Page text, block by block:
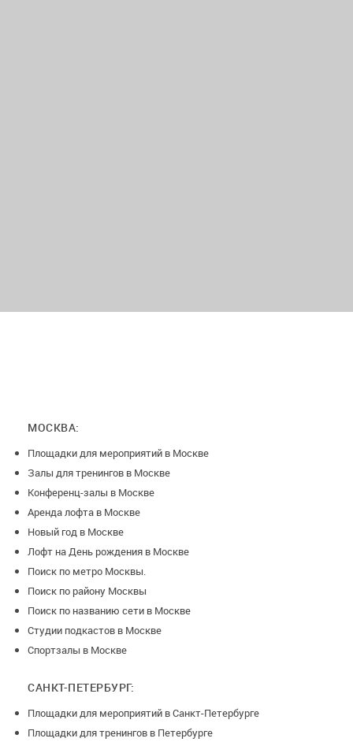
МОСКВА:
Площадки для мероприятий в Москве
Залы для тренингов в Москве
Конференц-залы в Москве
Аренда лофта в Москве
Новый год в Москве
Лофт на День рождения в Москве
Поиск по метро Москвы.
Поиск по району Москвы
Поиск по названию сети в Москве
Студии подкастов в Москве
Спортзалы в Москве
САНКТ-ПЕТЕРБУРГ:
Площадки для мероприятий в Санкт-Петербурге
Площадки для тренингов в Петербурге